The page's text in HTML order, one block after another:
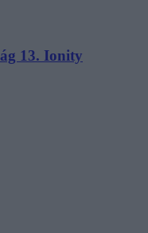
13. Ionity